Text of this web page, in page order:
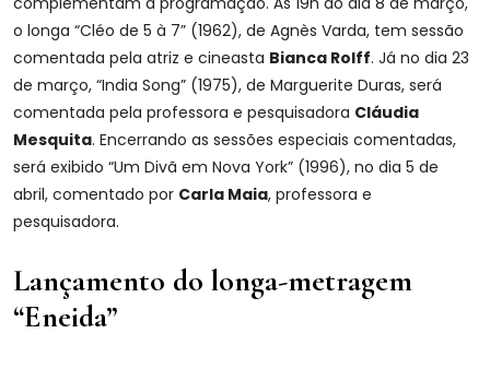
o longa “Cléo de 5 à 7” (1962), de Agnès Varda, tem sessão
comentada pela atriz e cineasta Bianca Rolff. Já no dia 23
de março, “India Song” (1975), de Marguerite Duras, será
comentada pela professora e pesquisadora Cláudia
Mesquita. Encerrando as sessões especiais comentadas,
será exibido “Um Divã em Nova York” (1996), no dia 5 de
abril, comentado por Carla Maia, professora e
pesquisadora.
Lançamento do longa-metragem
“Eneida”